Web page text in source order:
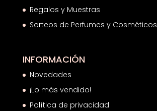
Regalos y Muestras
Sorteos de Perfumes y Cosméticos
INFORMACIÓN
Novedades
¡Lo más vendido!
Política de privacidad